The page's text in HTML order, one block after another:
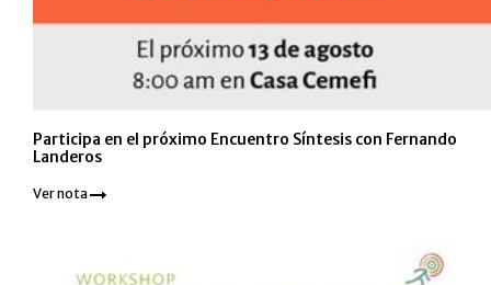
Participa en el próximo Encuentro Síntesis con Fernando
Landeros
Ver nota